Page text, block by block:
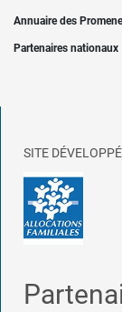
Annuaire des
Partenaires nationaux
SITE